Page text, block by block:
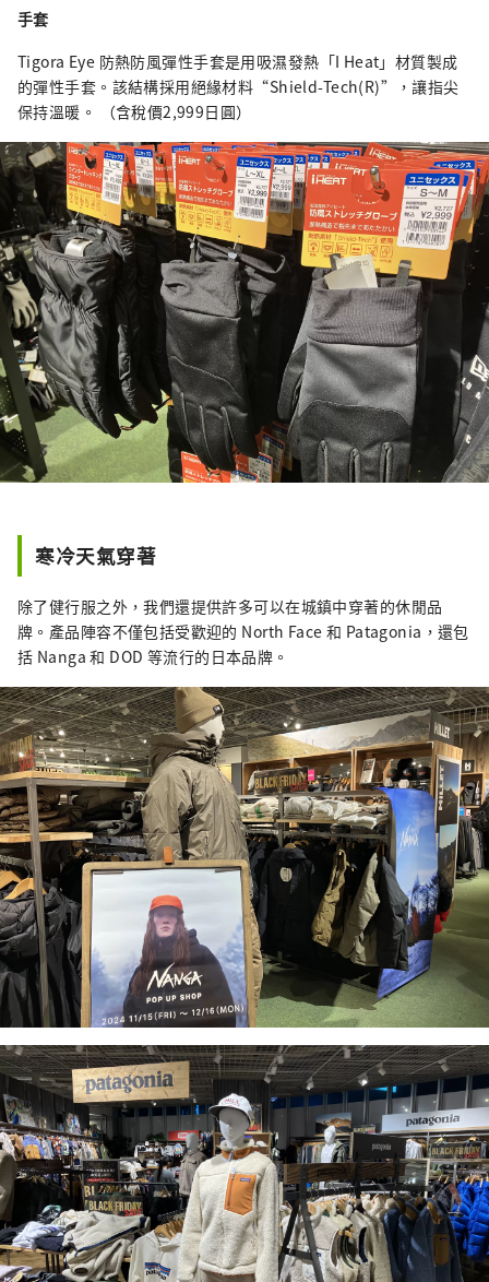
手套
Tigora Eye 防熱防風彈性手套是用吸濕發熱「I Heat」材質製成
的彈性手套。該結構採用絕緣材料“Shield-Tech(R)”，讓指尖
保持溫暖。 （含稅價2,999日圓）
寒冷天氣穿著
除了健行服之外，我們還提供許多可以在城鎮中穿著的休閒品
牌。產品陣容不僅包括受歡迎的 North Face 和 Patagonia，還包
括 Nanga 和 DOD 等流行的日本品牌。